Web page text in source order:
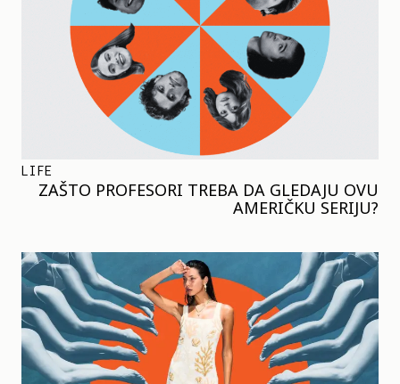
LIFE
ZAŠTO PROFESORI TREBA DA GLEDAJU OVU
AMERIČKU SERIJU?